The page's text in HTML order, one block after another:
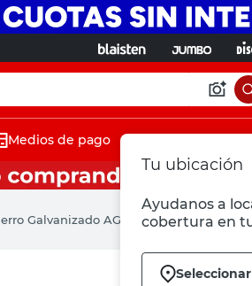
Tu ubicación
Ayudanos a
cobertura en
Medios de pago
Galvanizado AG Metalúrgica